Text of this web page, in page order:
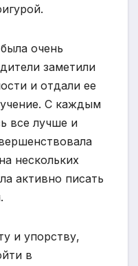
очень
заметили
и отдали ее
С каждым
все лучше и
нескольких
активно писать
и упорству,
в